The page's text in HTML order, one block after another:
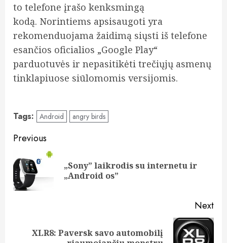
to telefone įrašo kenksmingą
kodą. Norintiems apsisaugoti yra
rekomenduojama žaidimą siųsti iš telefone
esančios oficialios „Google Play“
parduotuvės ir nepasitikėti trečiųjų asmenų
tinklapiuose siūlomomis versijomis.
Tags: Android angry birds
Post
navigation
Previous
„Sony” laikrodis su internetu ir
„Android os”
Next
NextXLR8: Paversk savo automobilį